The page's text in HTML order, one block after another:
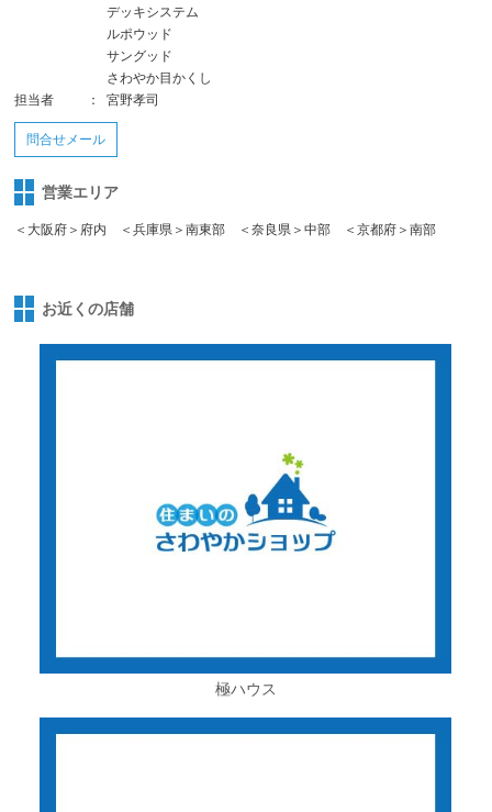
デッキシステム
ルポウッド
サングッド
さわやか目かくし
担当者
： 宮野孝司
問合せメール
営業エリア
＜大阪府＞府内 ＜兵庫県＞南東部 ＜奈良県＞中部 ＜京都府＞南部
お近くの店舗
極ハウス